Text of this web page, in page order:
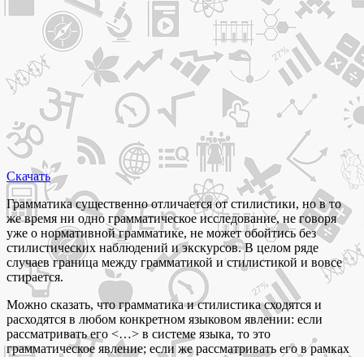
Скачать
Грамматика существенно отличается от стилистики, но в то
же время ни одно грамматическое исследование, не говоря
уже о нормативной грамматике, не может обойтись без
стилистических наблюдений и экскурсов. В целом ряде
случаев граница между грамматикой и стилистикой и вовсе
стирается.
Можно сказать, что грамматика и стилистика сходятся и
расходятся в любом конкретном языковом явлении: если
рассматривать его ˂…˃ в системе языка, то это
грамматическое явление; если же рассматривать его в рамках